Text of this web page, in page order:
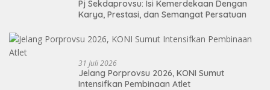
Pj Sekdaprovsu: Isi Kemerdekaan Dengan
Karya, Prestasi, dan Semangat Persatuan
31 Juli 2026
Jelang Porprovsu 2026, KONI Sumut
Intensifkan Pembinaan Atlet